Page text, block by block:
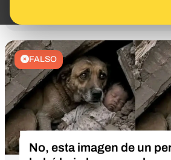
FALSO
No, esta imagen de un